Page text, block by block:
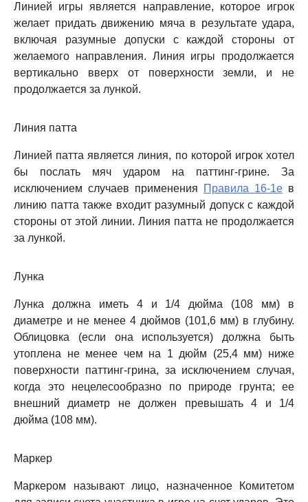
Линией игры является направление, которое игрок
желает придать движению мяча в результате удара,
включая разумные допуски с каждой стороны от
желаемого направления. Линия игры продолжается
вертикально вверх от поверхности земли, и не
продолжается за лункой.
Линия патта
Линией патта является линия, по которой игрок хотел
бы послать мяч ударом на паттинг-грине. За
исключением случаев применения
Правила 16-1e в
линию патта также входит разумный допуск с каждой
стороны от этой линии. Линия патта не продолжается
за лункой.
Лунка
Лунка должна иметь 4 и 1/4 дюйма (108 мм) в
диаметре и не менее 4 дюймов (101,6 мм) в глубину.
Облицовка (если она используется) должна быть
утоплена не менее чем на 1 дюйм (25,4 мм) ниже
поверхности паттинг-грина, за исключением случая,
когда это нецелесообразно по природе грунта; ее
внешний диаметр не должен превышать 4 и 1/4
дюйма (108 мм).
Маркер
Маркером называют лицо, назначенное Комитетом